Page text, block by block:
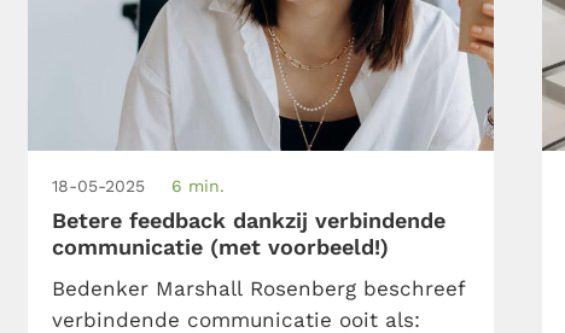
18-05-2025 6 min.
Betere feedback dankzij verbindende
communicatie (met voorbeeld!)
Bedenker Marshall Rosenberg beschreef
verbindende communicatie ooit als: